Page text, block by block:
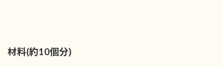
材料(約10個分)